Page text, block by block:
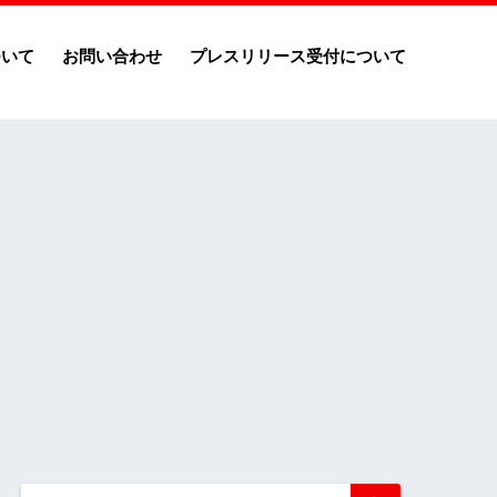
て お問い合わせ プレスリリース受付について